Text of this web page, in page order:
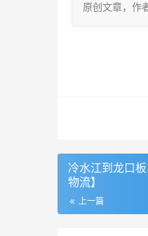
原创文章，作
冷水江到龙口
物流】
上一篇